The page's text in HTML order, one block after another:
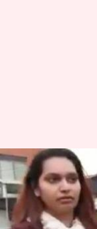
कौन होगा
अगला
हो जाएंगे